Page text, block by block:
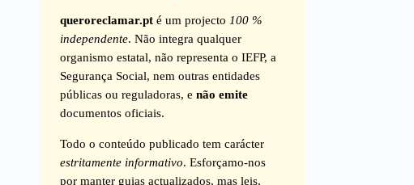
queroreclamar.pt é um projecto100 %
independente. Não integra qualquer
organismo estatal, não representa o IEFP, a
Segurança Social, nem outras entidades
públicas ou reguladoras, enão emite
documentos oficiais.
Todo o conteúdo publicado tem carácter
estritamente informativo. Esforçamo-nos
por manter guias actualizados, masleis,